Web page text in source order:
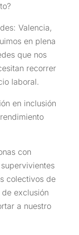
Valencia,
en plena
que nos
recorrer
laboral.
en inclusión
con
colectivos de
exclusión
a nuestro